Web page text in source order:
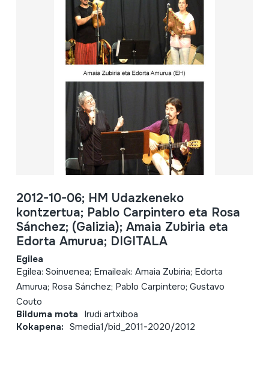
2012-10-06; HM Udazkeneko
kontzertua; Pablo Carpintero eta Rosa
Sánchez; (Galizia); Amaia Zubiria eta
Edorta Amurua; DIGITALA
Egilea
Egilea: Soinuenea; Emaileak: Amaia Zubiria; Edorta
Amurua; Rosa Sánchez; Pablo Carpintero; Gustavo
Couto
Bilduma mota Irudi artxiboa
Kokapena: Smedia1/bid_2011-2020/2012